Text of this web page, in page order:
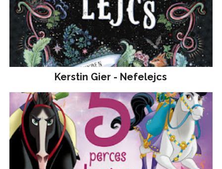
Kerstin Gier - Nefelejcs